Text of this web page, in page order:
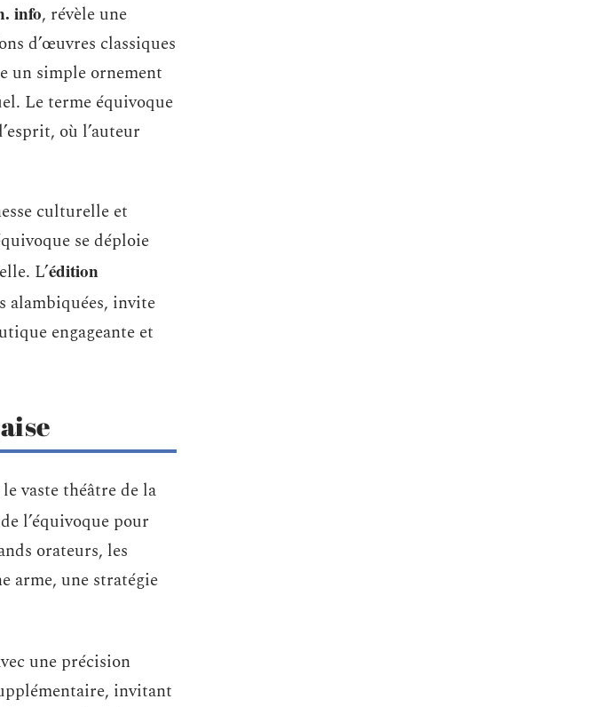
info, révèle une
d’œuvres classiques
un simple ornement
Le terme équivoque
où l’auteur
culturelle et
se déploie
L’édition
alambiquées, invite
engageante et
vaste théâtre de la
l’équivoque pour
orateurs, les
arme, une stratégie
une précision
invitant